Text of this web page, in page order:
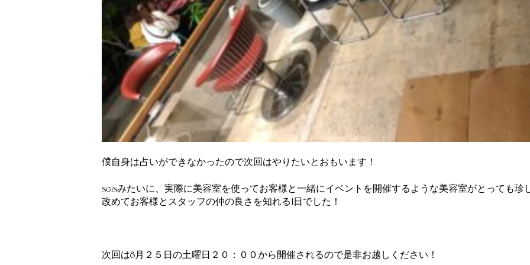
僕自身は占いができなかったので次回はやりたいとおもいます！
seisみたいに、実際に美容室を使ってお客様と一緒にイベントを開催するような美容室がとっても珍
改めてお客様とスタッフの仲の良さを知れる1日でした！
次回は8月２５日の土曜日２０：００から開催されるので是非お越しください！